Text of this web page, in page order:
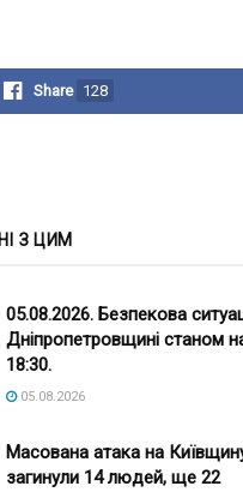
Share 128
З ЦИМ
05.08.2026. Безпекова
Дніпропетровщині станом
18:30.
05.08.2026
Масована атака на
загинули 14 людей, ще 22